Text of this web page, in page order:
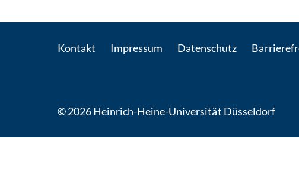
Kontakt Impressum Datenschutz
© 2026 Heinrich-Heine-Universität Düsseldorf